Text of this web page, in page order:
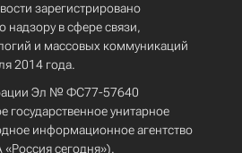
зарегистрировано
надзору в сфере связи,
и массовых коммуникаций
2014 года.
Эл № ФС77-57640
государственное унитарное
информационное агентство
сегодня»).